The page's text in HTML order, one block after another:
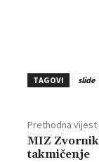
TAGOVI slide
Prethodna vijest
MIZ
takmičenje